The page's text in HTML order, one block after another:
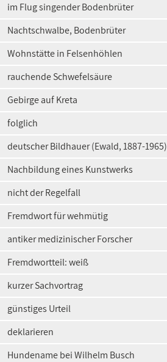
im Flug singender Bodenbrüter
Nachtschwalbe, Bodenbrüter
Wohnstätte in Felsenhöhlen
rauchende Schwefelsäure
Gebirge auf Kreta
folglich
deutscher Bildhauer (Ewald, 1887-1965)
Nachbildung eines Kunstwerks
nicht der Regelfall
Fremdwort für wehmütig
antiker medizinischer Forscher
Fremdwortteil: weiß
kurzer Sachvortrag
günstiges Urteil
deklarieren
Hundename bei Wilhelm Busch